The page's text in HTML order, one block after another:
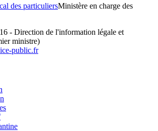
des particuliersMinistère en charge des
- Direction de l'information légale et
ministre)